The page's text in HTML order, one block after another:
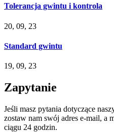
Tolerancja gwintu i kontrola
20, 09, 23
Standard gwintu
19, 09, 23
Zapytanie
Jeśli masz pytania dotyczące
zostaw nam swój adres e-mail, a
ciągu 24 godzin.